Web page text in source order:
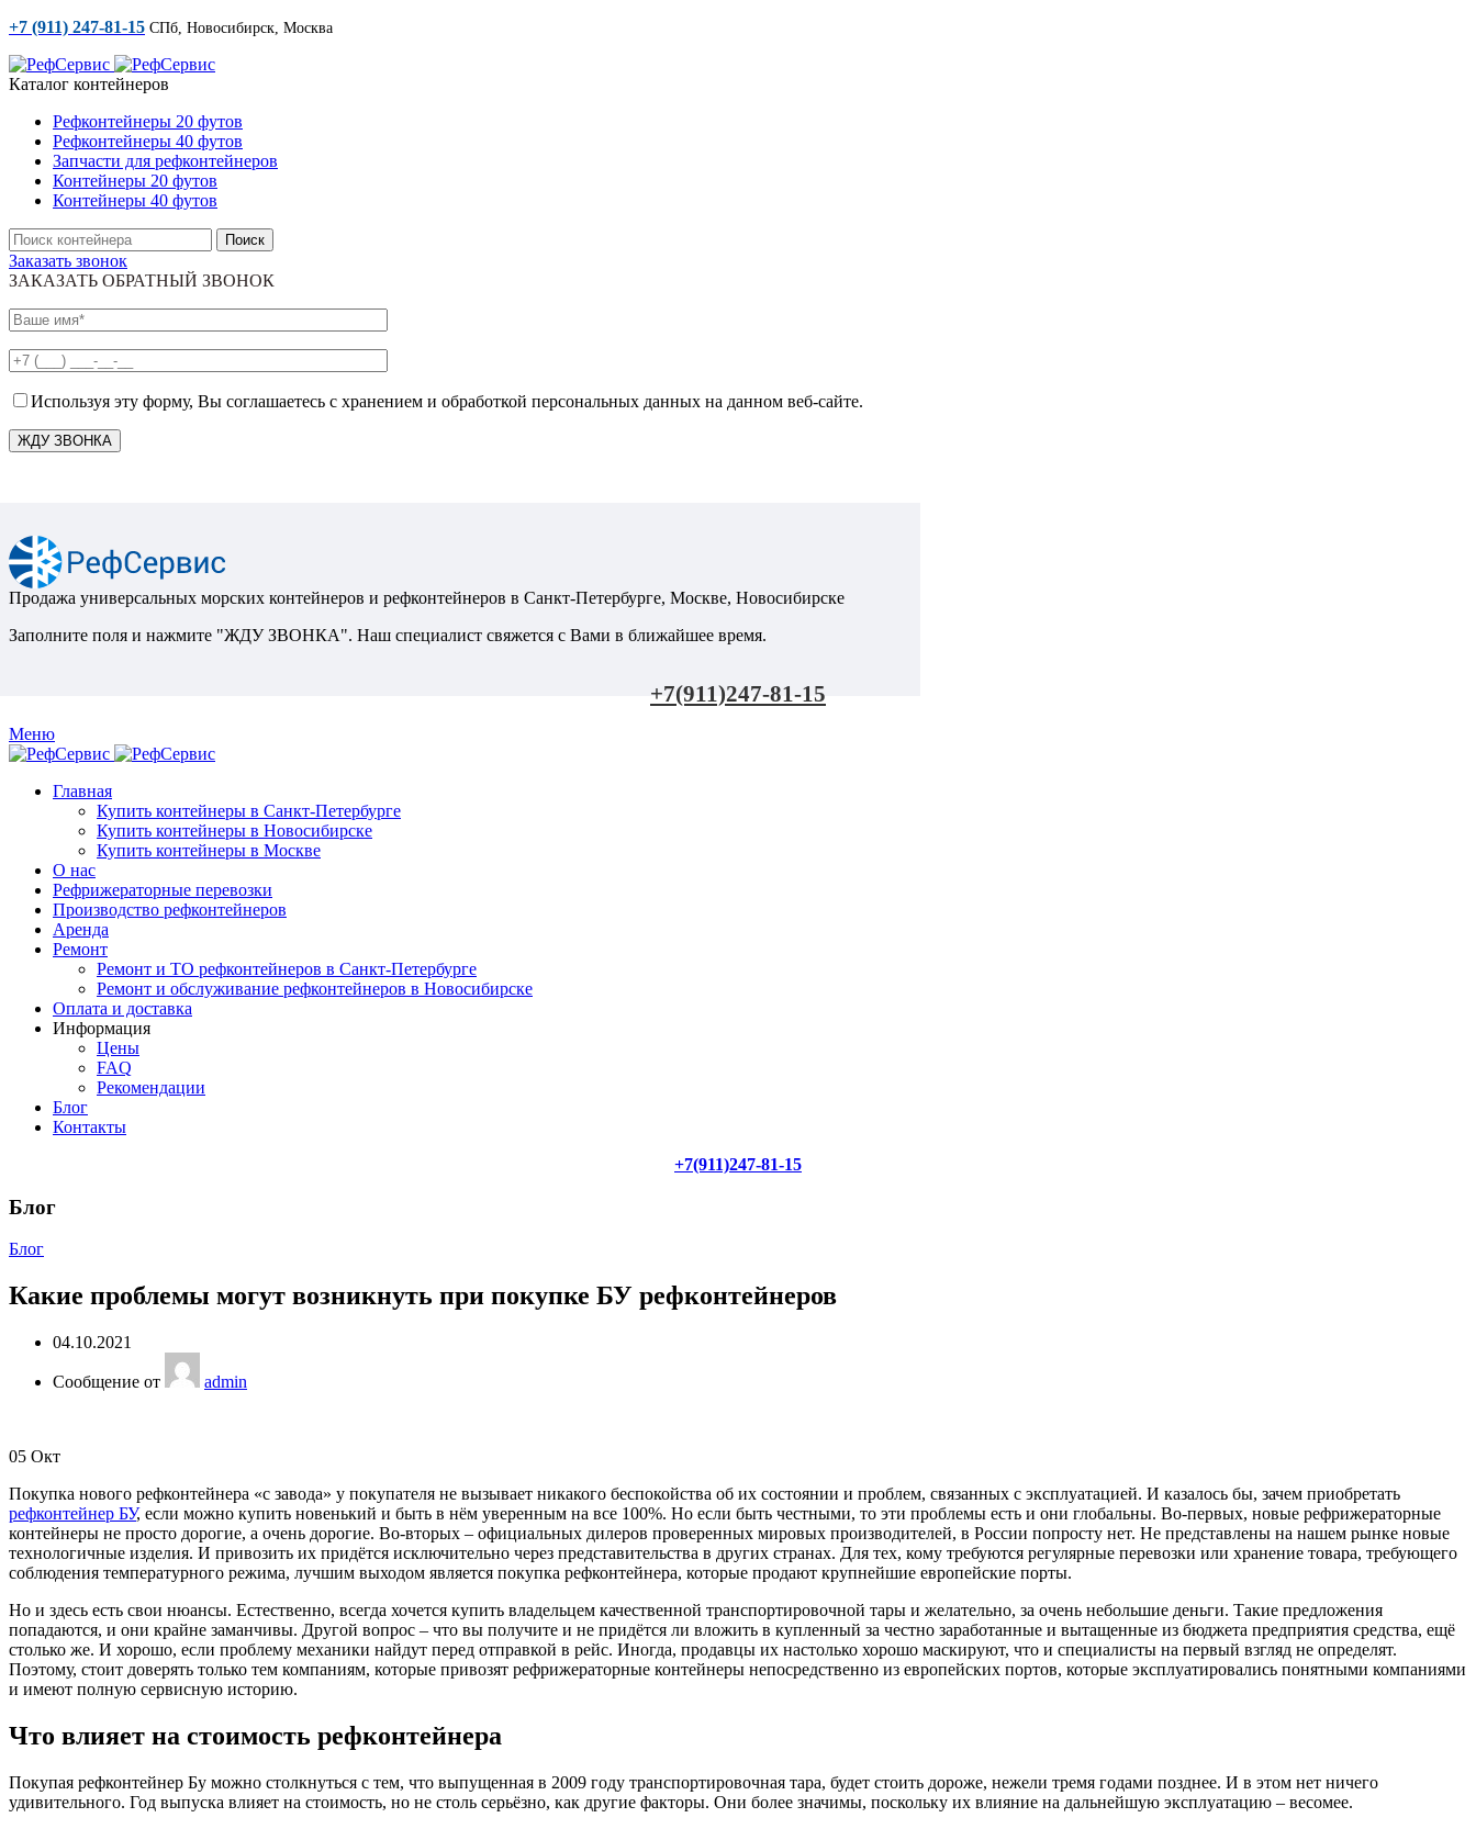
+7 (911) 247-81-15 СПб, Новосибирск, Москва
Каталог контейнеров
Рефконтейнеры 20 футов
Рефконтейнеры 40 футов
Запчасти для рефконтейнеров
Контейнеры 20 футов
Контейнеры 40 футов
Поиск
Заказать звонок
ЗАКАЗАТЬ ОБРАТНЫЙ ЗВОНОК
Используя эту форму, Вы соглашаетесь с хранением и обработкой персональных данных на данном веб-сайте.
Продажа универсальных морских контейнеров и рефконтейнеров в Санкт-Петербурге, Москве, Новосибирске
Заполните поля и нажмите "ЖДУ ЗВОНКА". Наш специалист свяжется с Вами в ближайшее время.
+7(911)247-81-15
Меню
Главная
Купить контейнеры в Санкт-Петербурге
Купить контейнеры в Новосибирске
Купить контейнеры в Москве
О нас
Рефрижераторные перевозки
Производство рефконтейнеров
Аренда
Ремонт
Ремонт и ТО рефконтейнеров в Санкт-Петербурге
Ремонт и обслуживание рефконтейнеров в Новосибирске
Оплата и доставка
Информация
Цены
FAQ
Рекомендации
Блог
Контакты
+7(911)247-81-15
Блог
Блог
Какие проблемы могут возникнуть при покупке БУ рефконтейнеров
04.10.2021
Сообщение от admin
05 Окт
Покупка нового рефконтейнера «с завода» у покупателя не вызывает никакого беспокойства об их состоянии и проблем, связанных с эксплуатацией. И казалось бы, зачем приобретать
рефконтейнер БУ, если можно купить новенький и быть в нём уверенным на все 100%. Но если быть честными, то эти проблемы есть и они глобальны. Во-первых, новые рефрижераторные
контейнеры не просто дорогие, а очень дорогие. Во-вторых – официальных дилеров проверенных мировых производителей, в России попросту нет. Не представлены на нашем рынке новые
технологичные изделия. И привозить их придётся исключительно через представительства в других странах. Для тех, кому требуются регулярные перевозки или хранение товара, требующего
соблюдения температурного режима, лучшим выходом является покупка рефконтейнера, которые продают крупнейшие европейские порты.
Но и здесь есть свои нюансы. Естественно, всегда хочется купить владельцем качественной транспортировочной тары и желательно, за очень небольшие деньги. Такие предложения
попадаются, и они крайне заманчивы. Другой вопрос – что вы получите и не придётся ли вложить в купленный за честно заработанные и вытащенные из бюджета предприятия средства, ещё
столько же. И хорошо, если проблему механики найдут перед отправкой в рейс. Иногда, продавцы их настолько хорошо маскируют, что и специалисты на первый взгляд не определят.
Поэтому, стоит доверять только тем компаниям, которые привозят рефрижераторные контейнеры непосредственно из европейских портов, которые эксплуатировались понятными компаниями
и имеют полную сервисную историю.
Что влияет на стоимость рефконтейнера
Покупая рефконтейнер Бу можно столкнуться с тем, что выпущенная в 2009 году транспортировочная тара, будет стоить дороже, нежели тремя годами позднее. И в этом нет ничего
удивительного. Год выпуска влияет на стоимость, но не столь серьёзно, как другие факторы. Они более значимы, поскольку их влияние на дальнейшую эксплуатацию – весомее.